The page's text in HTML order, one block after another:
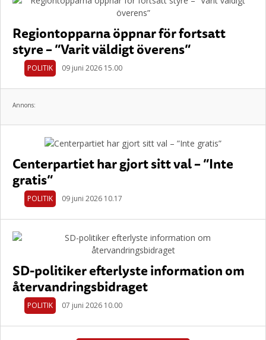
Regiontopparna öppnar för fortsatt
styre – ”Varit väldigt överens”
POLITIK 09 juni 2026 15.00
Annons:
Centerpartiet har gjort sitt val – ”Inte
gratis”
POLITIK 09 juni 2026 10.17
SD-politiker efterlyste information om
återvandringsbidraget
POLITIK 07 juni 2026 10.00